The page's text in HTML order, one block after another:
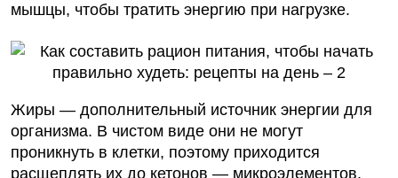
мышцы, чтобы тратить энергию при нагрузке.
Жиры — дополнительный источник энергии для
организма. В чистом виде они не могут
проникнуть в клетки, поэтому приходится
расщеплять их до кетонов — микроэлементов,